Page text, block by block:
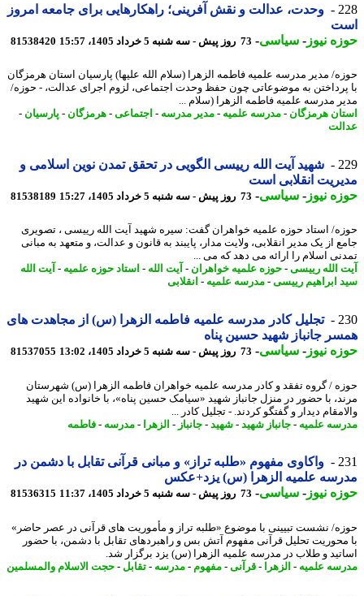
وحدت، عدالت و نقش آفرینی؛ راهکارهایی برای جامعه امروز
نیوز-سیاسی-73 روز پیش - سه شنبه 5 خرداد 1405، 15:57 81538420
مدیر مدرسه علمیه فاطمه الزهرا (سلام الله علیها) پارسیان استان هرمزگان
به موضوعاتی چون حفظ وحدت اجتماعی، لزوم اجرای عدالت، - حوزه/
مدرسه علمیه فاطمه الزهرا (سلام ...
هرمزگان -مدرسه علمیه-مدیر مدرسه-اجتماعی-هرمزگان -پارسیان-
شهید آیت الله رییسی الگویی در تحقق تمدن نوین اسلامی و
انقلابی است
نیوز-سیاسی-73 روز پیش - سه شنبه 5 خرداد 1405، 15:27 81538189
استاد حوزه علمیه خواهران گفت: سیره شهید آیت الله رییسی ، تصویری
از یک مدیر انقلابی، ولایت مدار، پایبند به قانون و عدالت، و متعهد به مبانی
اسلام را ارائه می دهد که می ...
الله رییسی-حوزه علمیه خواهران- آیت الله-استاد حوزه علمیه-آیت الله
ابراهیم رییسی-مدرسه علمیه-انقلابی
تجلیل کادر مدرسه علمیه فاطمه الزهرا (س) از مجاهدت های
جانباز شهید حسین پناه
نیوز-سیاسی-73 روز پیش - سه شنبه 5 خرداد 1405، 13:02 81537055
/ گروه تفقد و کادر مدرسه علمیه خواهران فاطمه الزهرا (س) شهرستان
با حضور در منزل جانباز شهید «سیامک حسین پناه»، با خانواده این شهید
دیدار و گفتگو کردند. - تجلیل کادر ...
علمیه-جانباز شهید-شهید-جانباز-الزهرا-مدرسه-فاطمه
واکاوی مفهوم «طلبه تراز» و مبانی قرآنی تقابل با دشمن در
علمیه الزهرا (س) یزد+عکس
نیوز-سیاسی-73 روز پیش - سه شنبه 5 خرداد 1405، 11:37 81536315
نشست تبیینی با موضوع «طلبه تراز و مأموریت های قرآنی در عصر حاضر»
تحلیل قرآنی مفهوم آتش بس و راهبردهای تقابل با دشمن، با حضور
و طلاب در مدرسه علمیه الزهرا (س) یزد برگزار شد.
علمیه-الزهرا-قرآنی- مفهوم-مدرسه-تقابل-حجت الاسلام والمسلمین